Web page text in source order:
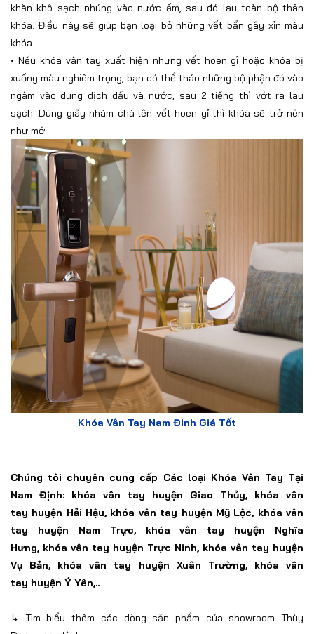
khăn khô sạch nhúng vào nước ấm, sau đó lau toàn bộ thân
khóa. Điều này sẽ giúp bạn loại bỏ những vết bẩn gây xỉn màu
khóa.
• Nếu khóa vân tay xuất hiện nhưng vết hoen gỉ hoặc khóa bị
xuống màu nghiêm trọng, bạn có thể tháo những bộ phận đó vào
ngâm vào dung dịch dầu và nước, sau 2 tiếng thì vớt ra lau
sạch. Dùng giấy nhám chà lên vết hoen gỉ thì khóa sẽ trở nên
như mớ.
Khóa Vân Tay Nam Đinh Giá Tốt
Chúng tôi chuyên cung cấp Các loại Khóa Vân Tay Tại
Nam Định: khóa vân tay huyện Giao Thủy, khóa vân
tay huyện Hải Hậu, khóa vân tay huyện Mỹ Lộc, khóa vân
tay huyện Nam Trực, khóa vân tay huyện Nghĩa
Hưng, khóa vân tay huyện Trực Ninh, khóa vân tay huyện
Vụ Bản, khóa vân tay huyện Xuân Trường, khóa vân
tay huyện Ý Yên,..
↳ Tìm hiểu thêm các dòng sản phẩm của showroom Thùy